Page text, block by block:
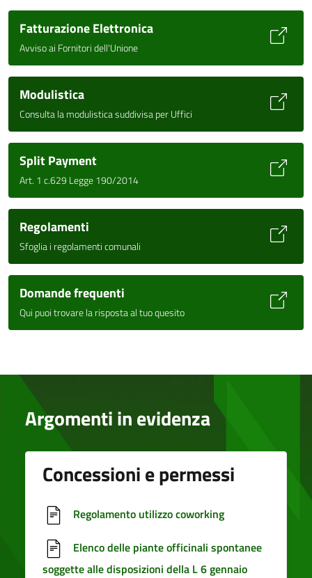
Fatturazione Elettronica
Avviso ai Fornitori dell'Unione
Modulistica
Consulta la modulistica suddivisa per Uffici
Split Payment
Art. 1 c.629 Legge 190/2014
Regolamenti
Sfoglia i regolamenti comunali
Domande frequenti
Qui puoi trovare la risposta al tuo quesito
Argomenti in evidenza
Concessioni e permessi
Regolamento utilizzo coworking
Elenco delle piante officinali spontanee
soggette alle disposizioni della L 6 gennaio